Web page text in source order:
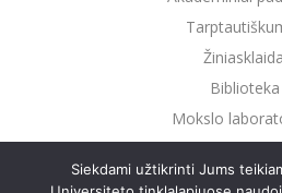
Biblioteka
Mokslo
Siekdami užtikrinti Jums